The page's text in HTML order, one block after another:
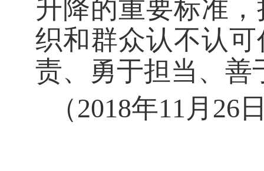
升降的重要标准
织和群众认不认
责、勇于担当、善
（2018年11月